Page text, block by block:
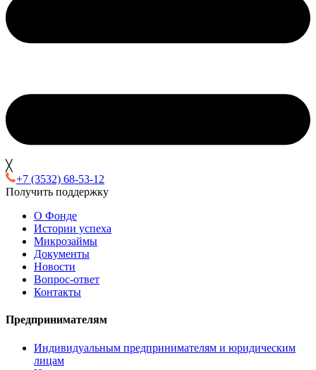
╳
+7 (3532) 68-53-12
Получить поддержку
О Фонде
Истории успеха
Микрозаймы
Документы
Новости
Вопрос-ответ
Контакты
Предпринимателям
Индивидуальным предпринимателям и юридическим
лицам